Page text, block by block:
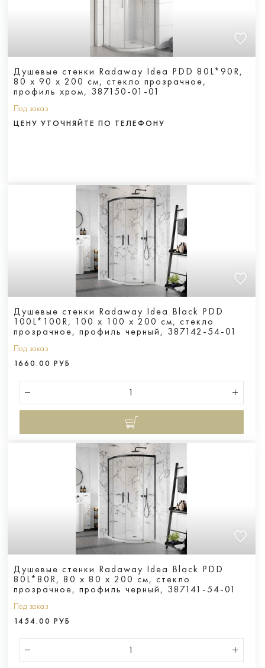
Душевые стенки Radaway Idea PDD 80L*90R,
80 х 90 х 200 см, стекло прозрачное,
профиль хром, 387150-01-01
Под заказ
ЦЕНУ УТОЧНЯЙТЕ ПО ТЕЛЕФОНУ
Душевые стенки Radaway Idea Black PDD
100L*100R, 100 х 100 х 200 см, стекло
прозрачное, профиль черный, 387142-54-01
Под заказ
1660.00 РУБ
Душевые стенки Radaway Idea Black PDD
80L*80R, 80 х 80 х 200 см, стекло
прозрачное, профиль черный, 387141-54-01
Под заказ
1454.00 РУБ